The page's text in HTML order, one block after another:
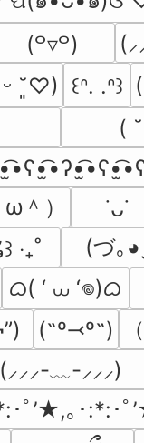
(꒪▿꒪)
ᵕ ˘͈♡) ꒰ᐢ. .ᐢ꒱
(
ω＾） ˙ᴗ˙
‧₊˚
(づ｡
ᜊ( ‘ ⩊ ‘𖦹)ᜊ
(˶º⤙º˶)
(⸝⸝⸝-﹏-⸝⸝⸝)
ﾟ’★,｡･:*:･ﾟ